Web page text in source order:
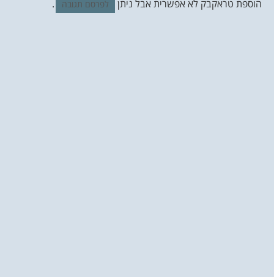
הוספת טראקבק לא אפשרית אבל ניתן לפרסם תגובה .